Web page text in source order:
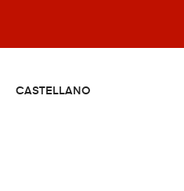
CASTELLANO